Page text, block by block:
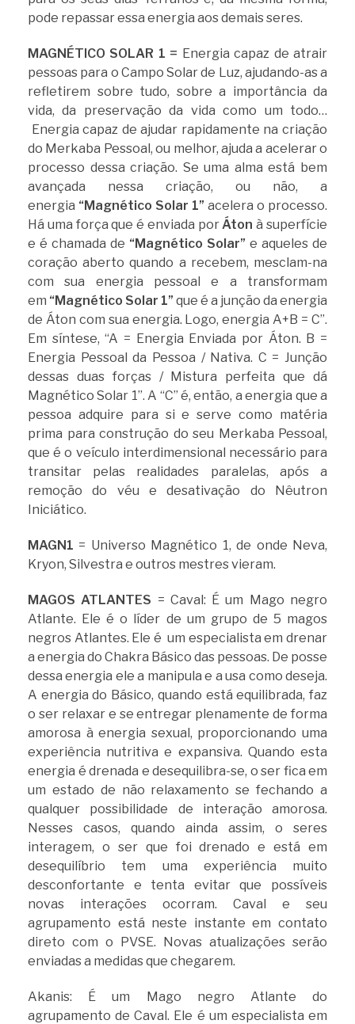
pode repassar essa energia aos demais seres.
MAGNÉTICO SOLAR 1 = Energia capaz de atrair
pessoas para o Campo Solar de Luz, ajudando-as a
refletirem sobre tudo, sobre a importância da
vida, da preservação da vida como um todo…
Energia capaz de ajudar rapidamente na criação
do Merkaba Pessoal, ou melhor, ajuda a acelerar o
processo dessa criação. Se uma alma está bem
avançada nessa criação, ou não, a
energia “Magnético Solar 1” acelera o processo.
Há uma força que é enviada porÁton à superfície
e é chamada de “Magnético Solar” e aqueles de
coração aberto quando a recebem, mesclam-na
com sua energia pessoal e a transformam
em “Magnético Solar 1” que é a junção da energia
de Áton com sua energia. Logo, energia A+B = C”.
Em síntese, “A = Energia Enviada por Áton. B =
Energia Pessoal da Pessoa / Nativa. C = Junção
dessas duas forças / Mistura perfeita que dá
Magnético Solar 1”. A “C” é, então, a energia que a
pessoa adquire para si e serve como matéria
prima para construção do seu Merkaba Pessoal,
que é o veículo interdimensional necessário para
transitar pelas realidades paralelas, após a
remoção do véu e desativação do Nêutron
Iniciático.
MAGN1 = Universo Magnético 1, de onde Neva,
Kryon, Silvestra e outros mestres vieram.
MAGOS ATLANTES = Caval: É um Mago negro
Atlante. Ele é o líder de um grupo de 5 magos
negros Atlantes. Ele é um especialista em drenar
a energia do Chakra Básico das pessoas. De posse
dessa energia ele a manipula e a usa como deseja.
A energia do Básico, quando está equilibrada, faz
o ser relaxar e se entregar plenamente de forma
amorosa à energia sexual, proporcionando uma
experiência nutritiva e expansiva. Quando esta
energia é drenada e desequilibra-se, o ser fica em
um estado de não relaxamento se fechando a
qualquer possibilidade de interação amorosa.
Nesses casos, quando ainda assim, o seres
interagem, o ser que foi drenado e está em
desequilíbrio tem uma experiência muito
desconfortante e tenta evitar que possíveis
novas interações ocorram. Caval e seu
agrupamento está neste instante em contato
direto com o PVSE. Novas atualizações serão
enviadas a medidas que chegarem.
Akanis: É um Mago negro Atlante do
agrupamento de Caval. Ele é um especialista em